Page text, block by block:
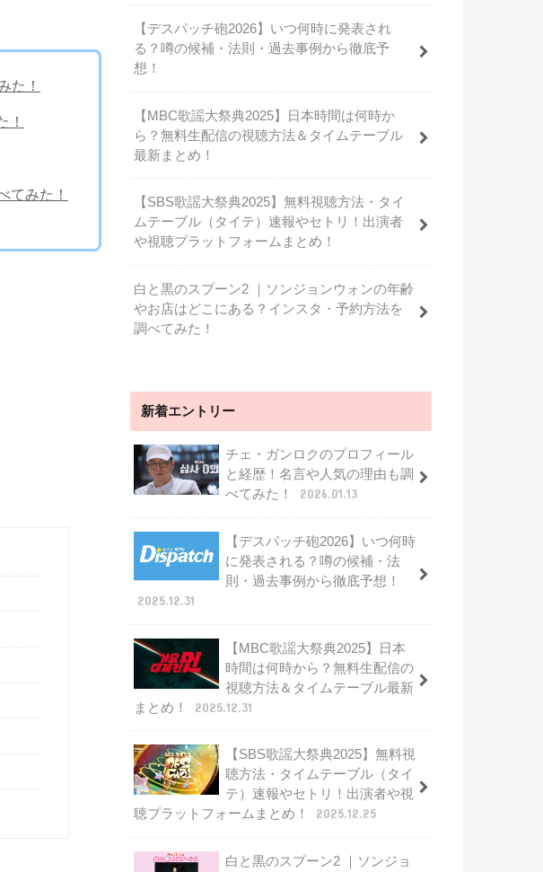
た！
！
てみた！
【デスパッチ砲2026】いつ何時に発表され
る？噂の候補・法則・過去事例から徹底予
想！
【MBC歌謡大祭典2025】日本時間は何時か
ら？無料生配信の視聴方法＆タイムテーブル
最新まとめ！
【SBS歌謡大祭典2025】無料視聴方法・タイ
ムテーブル（タイテ）速報やセトリ！出演者
や視聴プラットフォームまとめ！
白と黒のスプーン2 ｜ソンジョンウォンの年齢
やお店はどこにある？インスタ・予約方法を
調べてみた！
新着エントリー
チェ・ガンロクのプロフィール
と経歴！名言や人気の理由も調
べてみた！
2026.01.13
【デスパッチ砲2026】いつ何時
に発表される？噂の候補・法
則・過去事例から徹底予想！
2025.12.31
【MBC歌謡大祭典2025】日本
時間は何時から？無料生配信の
視聴方法＆タイムテーブル最新
まとめ！
2025.12.31
【SBS歌謡大祭典2025】無料視
聴方法・タイムテーブル（タイ
テ）速報やセトリ！出演者や視
聴プラットフォームまとめ！
2025.12.25
白と黒のスプーン2 ｜ソンジョ